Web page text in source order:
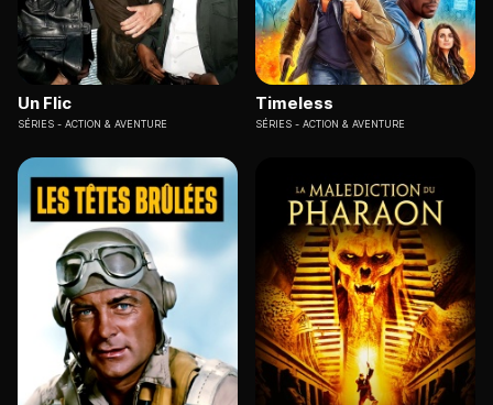
Un Flic
SÉRIES ACTION & AVENTURE
Timeless
SÉRIES ACTION & AVENTURE